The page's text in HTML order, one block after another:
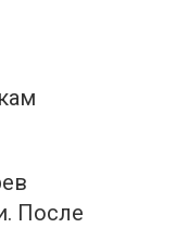
После